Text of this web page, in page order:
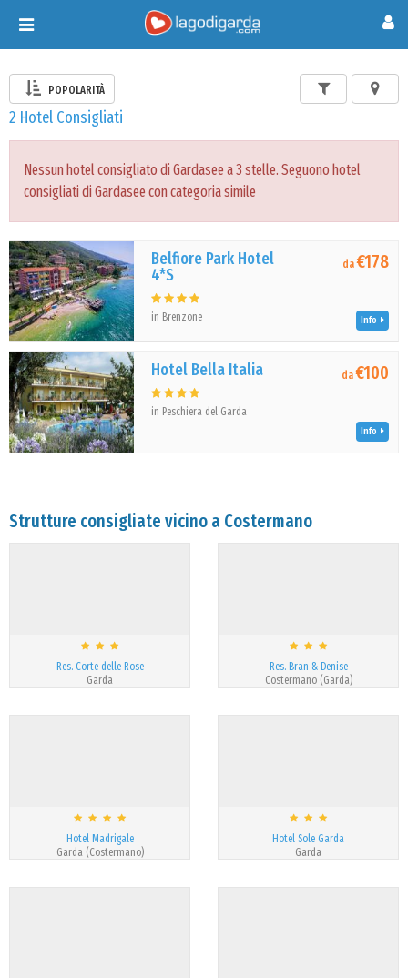
Toggle
navigation
POPOLARITÀ
2 Hotel Consigliati
Nessun hotel consigliato di Gardasee a 3 stelle. Seguono hotel
consigliati di Gardasee con categoria simile
Belfiore Park Hotel
4*S
in Brenzone
da€178
Info
Hotel Bella Italia
in Peschiera del Garda
da€100
Info
Strutture consigliate vicino a Costermano
Res. Corte delle Rose
Garda
Res. Bran & Denise
Costermano (Garda)
Hotel Madrigale
Garda (Costermano)
Hotel Sole Garda
Garda